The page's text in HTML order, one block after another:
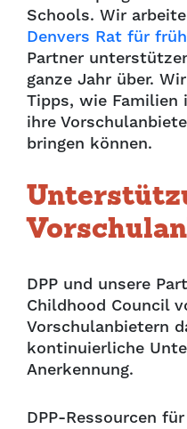
Schools. Wir
Denvers Rat für
Partner
ganze Jahr über.
Tipps, wie Familien
ihre
bringen können.
DPP und unsere
Childhood Council
Vorschulanbietern
kontinuierliche
Anerkennung.
DPP-Ressourcen